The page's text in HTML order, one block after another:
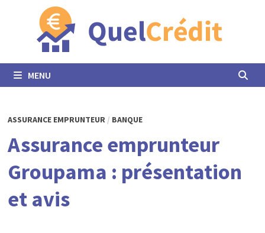
MENU
ASSURANCE EMPRUNTEUR/ BANQUE
Assurance emprunteur
Groupama : présentation
et avis